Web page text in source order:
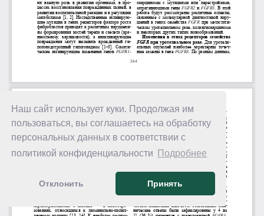
Наш сайт использует куки. Продолжая им
пользоваться, вы соглашаетесь на обработку
персональных данных в соответствии с
политикой конфиденциальности
Подробнее
Отклонить Принять